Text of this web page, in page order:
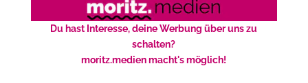
Du hast Interesse, deine Werbung über uns zu
schalten?
moritz.medien macht's möglich!